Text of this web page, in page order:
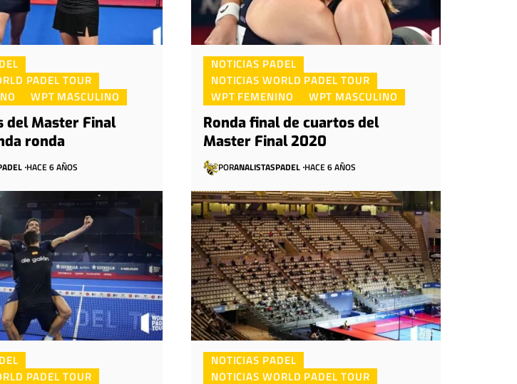
PADEL TOUR
WPT MASCULINO
del Master Final
ronda
HACE 6 AÑOS
NOTICIAS PADEL
NOTICIAS WORLD PADEL TOUR
WPT FEMENINO
WPT MASCULINO
Ronda final de cuartos del
Master Final 2020
PORANALISTASPADEL HACE 6 AÑOS
PADEL TOUR
NOTICIAS PADEL
NOTICIAS WORLD PADEL TOUR